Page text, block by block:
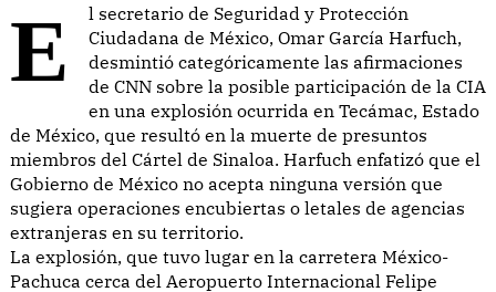
El secretario de Seguridad y Protección
Ciudadana de México, Omar García Harfuch,
desmintió categóricamente las afirmaciones
de CNN sobre la posible participación de la CIA
en una explosión ocurrida en Tecámac, Estado
de México, que resultó en la muerte de presuntos
miembros del Cártel de Sinaloa. Harfuch enfatizó que el
Gobierno de México no acepta ninguna versión que
sugiera operaciones encubiertas o letales de agencias
extranjeras en su territorio.
La explosión, que tuvo lugar en la carretera México-
Pachuca cerca del Aeropuerto Internacional Felipe